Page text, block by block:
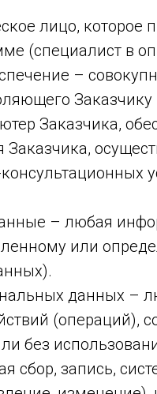
лицо, которое
(специалист в
–
Заказчика,
Заказчика,
– любая
или
данных –
(операций),
без
сбор, запись,